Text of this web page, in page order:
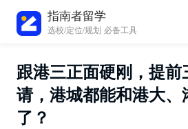
指南者留学
选校/定位/规划 必备工具
跟港三正面硬刚，提前
请，港城都能和港大、
了？